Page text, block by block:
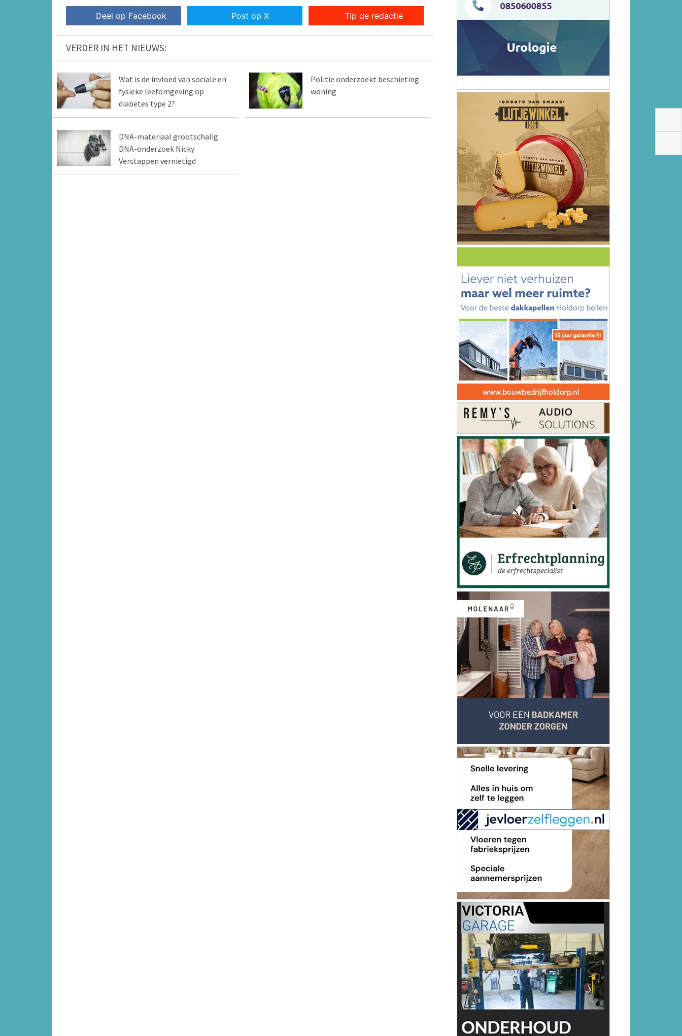
Deel op Facebook Post op X Tip de redactie
VERDER IN HET NIEUWS:
Wat is de invloed van sociale en
fysieke leefomgeving op
diabetes type 2?
Politie onderzoekt beschieting
woning
DNA-materiaal grootschalig
DNA-onderzoek Nicky
Verstappen vernietigd